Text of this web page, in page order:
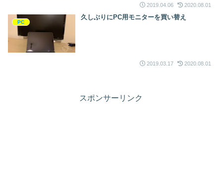
2019.04.06 2020.08.01
PC
久しぶりにPC用モニターを買い替え
2019.03.17 2020.08.01
スポンサーリンク